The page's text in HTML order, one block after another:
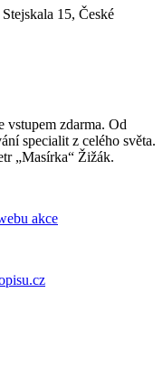
15, České
vstupem zdarma. Od
specialit z celého světa.
„Masírka“ Žižák.
akce